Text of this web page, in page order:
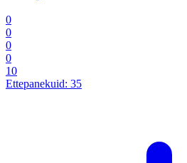
0
0
0
0
10
Ettepanekuid: 35